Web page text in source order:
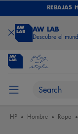
REBAJAS
AW LAB
Descubre el
HP Hombre Ropa